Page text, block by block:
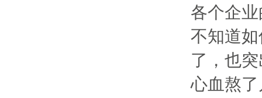
各个企
不知道
了，也
心血熬